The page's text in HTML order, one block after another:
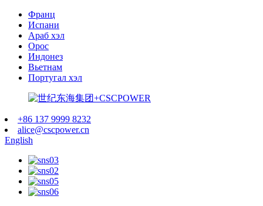
Франц
Испани
Араб хэл
Орос
Индонез
Вьетнам
Португал хэл
+86 137 9999 8232
alice@cscpower.cn
English